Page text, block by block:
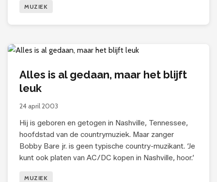
MUZIEK
Alles is al gedaan, maar het blijft
leuk
24 april 2003
Hij is geboren en getogen in Nashville, Tennessee,
hoofdstad van de countrymuziek. Maar zanger
Bobby Bare jr. is geen typische country-muzikant. ‘Je
kunt ook platen van AC/DC kopen in Nashville, hoor.’
MUZIEK